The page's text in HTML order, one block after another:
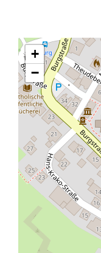
+
−